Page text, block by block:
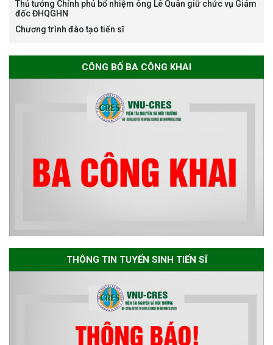
Thông báo chương trình học
bổng Nagao tại Việt Nam năm
ban chuyên môn đánh giá hồ
sơ chuyên môn cho các thí sinh
dự tuyển nghiên cứu sinh đợt 1
Thông báo danh sách thí sinh
đủ điều kiện dự tuyển Chương
trình đào tạo tiến sĩ chuyên
ngành Môi trường và phát triển
Thủ tướng Chính phủ bổ nhiệm ông Lê Quân giữ chức vụ Giám
đốc ĐHQGHN
Chương trình đào tạo tiến sĩ
CÔNG BỐ BA CÔNG KHAI
THÔNG TIN TUYỂN SINH TIẾN SĨ